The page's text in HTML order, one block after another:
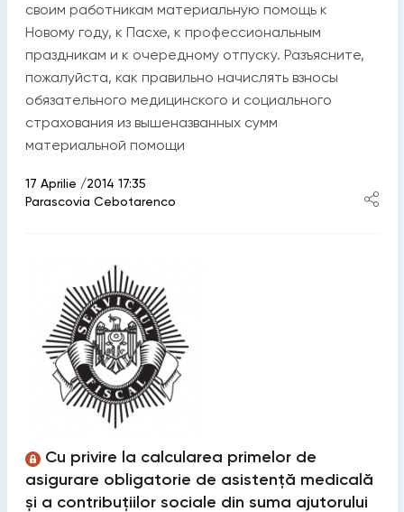
своим работникам материальную помощь к
Новому году, к Пасхе, к профессиональным
праздникам и к очередному отпуску. Разъясните,
пожалуйста, как правильно начислять взносы
обязательного медицинского и социального
страхования из вышеназванных сумм
материальной помощи
17 Aprilie /2014 17:35
Parascovia Cebotarenco
Cu privire la calcularea primelor de
asigurare obligatorie de asistenţă medicală
şi a contribuţiilor sociale din suma ajutorului